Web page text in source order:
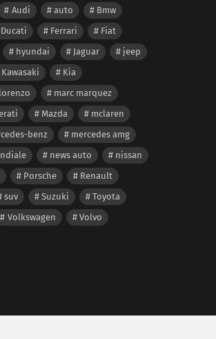
Audi auto
Bmw
Ducati Ferrari
Fiat
hyundai Jaguar
jeep
Kawasaki
Kia
lorenzo
marc marquez
Mazda
mclaren
benz
mercedes amg
news auto
nissan
Porsche
Renault
suv Suzuki
Toyota
Volkswagen
Volvo